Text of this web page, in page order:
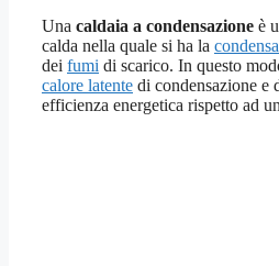
Una caldaia a condensazione è
calda nella quale si ha la
dei fumi di scarico. In questo
calore latente di condensazione e
efficienza energetica rispetto ad